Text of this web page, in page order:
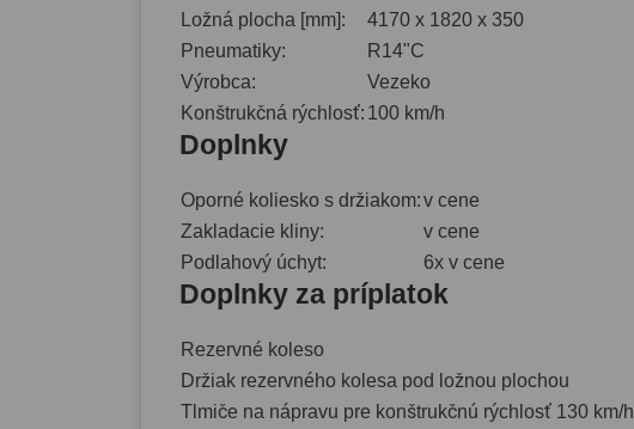
Ložná plocha [mm]:
4170 x 1820 x 350
Pneumatiky:
R14"C
Výrobca:
Vezeko
Konštrukčná rýchlosť: 100 km/h
Doplnky
Oporné koliesko s držiakom:v cene
Zakladacie kliny:
v cene
Podlahový úchyt:
6x v cene
Doplnky za príplatok
Rezervné koleso
Držiak rezervného kolesa pod ložnou plochou
Tlmiče na nápravu pre konštrukčnú rýchlosť 130 km/h